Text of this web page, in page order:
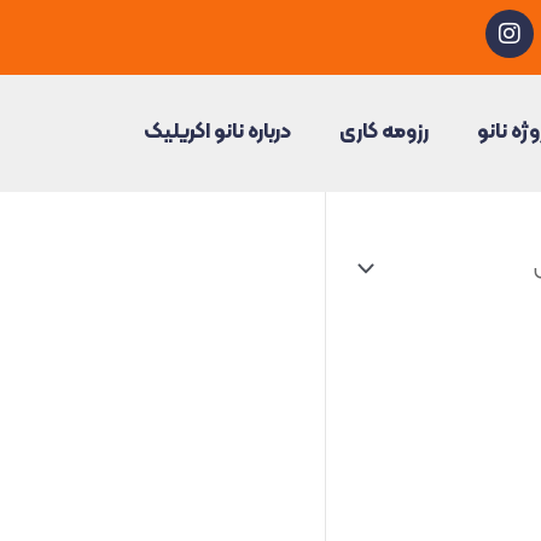
I
n
s
a
g
نانو رزومه کاری درباره نانو اکریلیک